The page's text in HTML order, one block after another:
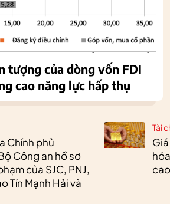
Chính phủ
Công an hồ sơ
của SJC, PNJ,
Tín Mạnh Hải và
Tài
tượng của dòng vốn FDI
cao năng lực hấp thụ